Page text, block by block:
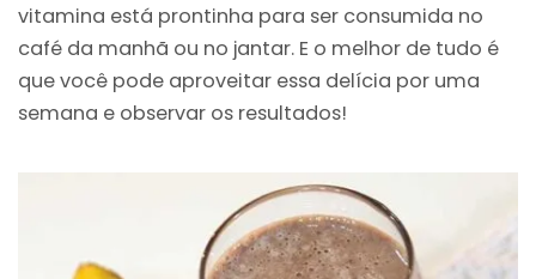
vitamina está prontinha para ser consumida no
café da manhã ou no jantar. E o melhor de tudo é
que você pode aproveitar essa delícia por uma
semana e observar os resultados!